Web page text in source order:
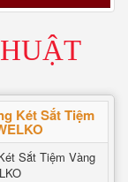
Két Sắt Tiệm
Sắt Tiệm Vàng